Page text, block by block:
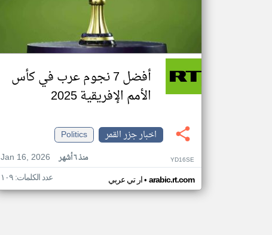
أفضل 7 نجوم عرب في كأس
الأمم الإفريقية 2025
اخبار جزر القمر
Politics
Jan 16, 2026
منذ ٦ أشهر YD16SE
ار تي عربي• arabic.rt.com عدد الكلمات: ١٠٩